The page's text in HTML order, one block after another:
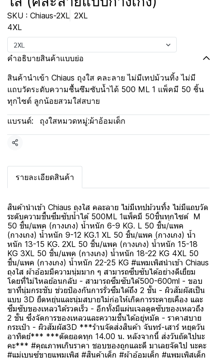
SKU : Chiaus-2XL 2XL
4XL
2XL
คำอธิบายสินค้าแบบย่อ
สินค้านำเข้า Chiaus ถุงใส คละลาย ไม่มีเทปม้วนทิ้ง ไม่มี
แถบวัดระดับความชื้นซึมซับน้ำได้ 500 ML 1 แพ็คมี 50 ชิ้น
ทุกไซต์ ลูกน้อยสวมใส่สบาย
แบรนด์: ถุงใสหมวดหมู่:ผ้าอ้อมเด็ก
แชร์
รายละเอียดสินค้า
สินค้านำเข้า Chiaus ถุงใส คละลาย ไม่มีเทปม้วนทิ้ง ไม่มีแถบวัด
ระดับความชื้นซึมซับน้ำได้ 500ML 1แพ็คมี 50ชิ้นทุกไซต์ M
50 ชิ้น/แพค (กางเกง) น้ำหนัก 6-9 KG. L 50 ชิ้น/แพค
(กางเกง) น้ำหนัก 9-12 KG.1 XL 50 ชิ้น/แพค (กางเกง) น้ำ
หนัก 13-15 KG. 2XL 50 ชิ้น/แพค (กางเกง) น้ำหนัก 15-18
KG 3XL 50 ชิ้น/แพค (กางเกง) น้ำหนัก 18-22 KG 4XL 50
ชิ้น/แพค (กางเกง) น้ำหนัก 22-25 KG #แพมเพิสนำเข้า Chiaus
ถุงใส ผ้าอ้อมมีความนุ่มมาก ๆ สามารถซึบซับได้อย่างดีเยี่ยม
โดยที่ไม่ไหลย้อนกลับ - สามารถซึมซับได้500-600ml - ขอบ
ขาที่นุ่มกระชับ ช่วยป้องกันการรั่วซึมได้ถึง 2 ชั้น - ผิวสัมผัสเป็น
แบบ 3D ยืดหยุ่นและนุ่มสบายไม่ก่อให้เกิดการระคายเคือง และ
ซึมซับของเหลวได้รวดเร็ว - อีกทั้งมีแผ่นเจลดูดซับของเหลวถึง
2 ชั้น ซึ่งจัดการของเหลวและความชื้นได้อยู่หมัด - ราคาสบาย
กระเป๋า - ผิวสัมผัส3D ***ร้านจัดส่งสินค้า จันทร์-เสาร์ หยุดวัน
อาทิตย์*** ***ตัดยอดทุก 14.00 น. หลังจากนี้ ส่งวันถัดไปนะ
คะ*** #คุณภาพเกินราคา ชอบของถูกและดี มาเลยจัดไป นะคะ
#แม่เบนซ์ขายแพมเพิส #สินค้าเด็ก #ผ้าอ้อมเด็ก #แพมเพิสเด็ก